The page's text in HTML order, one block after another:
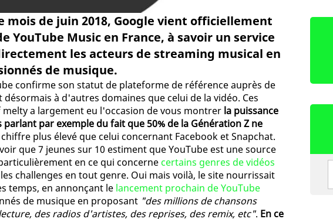
mois de juin 2018, Google vient officiellement
YouTube Music en France, à savoir un service
les acteurs de streaming musical en
de musique.
confirme son statut de plateforme de référence auprès de
à d'autres domaines que celui de la vidéo. Ces
a largement eu l'occasion de vous montrer la puissance
par exemple du fait que 50% de la Génération Z ne
plus élevé que celui concernant Facebook et Snapchat.
que 7 jeunes sur 10 estiment que YouTube est une source
en ce qui concerne certains genres de vidéos
challenges en tout genre. Oui mais voilà, le site nourrissait
temps, en annonçant le lancement prochain de YouTube
de musique en proposant "des millions de chansons
des radios d'artistes, des reprises, des remix, etc". En ce